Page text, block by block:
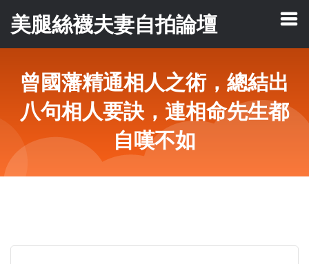
美腿絲襪夫妻自拍論壇
曾國藩精通相人之術，總結出
八句相人要訣，連相命先生都
自嘆不如